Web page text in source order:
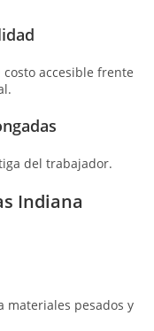
accesible frente
del trabajador.
Indiana
materiales pesados y